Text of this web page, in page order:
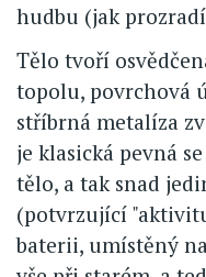
hudbu (jak
Tělo tvoří
topolu, povrchová
stříbrná metalíza
je klasická pevná
tělo, a tak snad
(potvrzující
baterii, umístěný